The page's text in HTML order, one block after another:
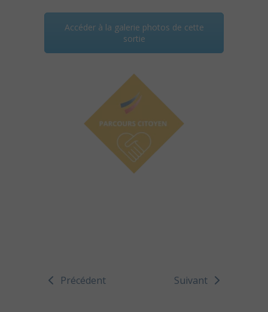
Accéder à la galerie photos de cette
sortie
Précédent Suivant